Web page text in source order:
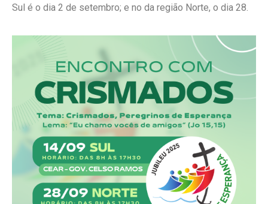
Sul é o dia 2 de setembro; e no da região Norte, o dia 28.